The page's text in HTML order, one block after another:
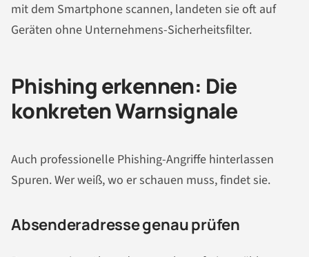
mit dem Smartphone scannen, landeten sie oft auf
Geräten ohne Unternehmens-Sicherheitsfilter.
Phishing erkennen: Die
konkreten Warnsignale
Auch professionelle Phishing-Angriffe hinterlassen
Spuren. Wer weiß, wo er schauen muss, findet sie.
Absenderadresse genau prüfen